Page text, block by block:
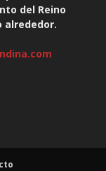
del Reino
alrededor.